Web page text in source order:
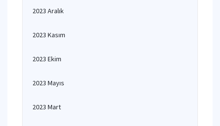
2023 Aralık
2023 Kasım
2023 Ekim
2023 Mayıs
2023 Mart